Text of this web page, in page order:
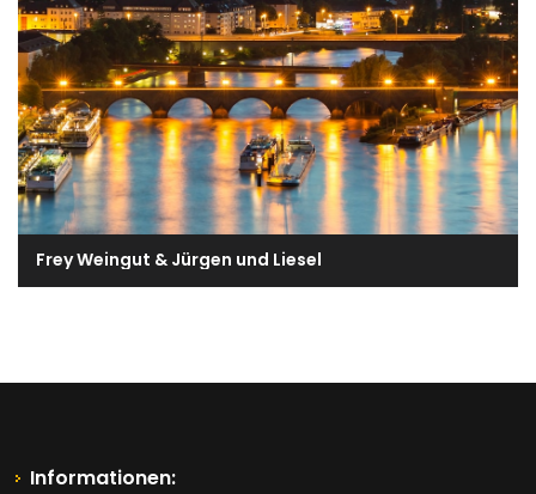
Frey Weingut & Jürgen und Liesel
Informationen: